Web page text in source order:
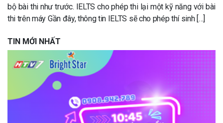
bộ bài thi như trước. IELTS cho phép thi lại một kỹ năng với bài
thi trên máy Gần đây, thông tin IELTS sẽ cho phép thí sinh […]
TIN MỚI NHẤT